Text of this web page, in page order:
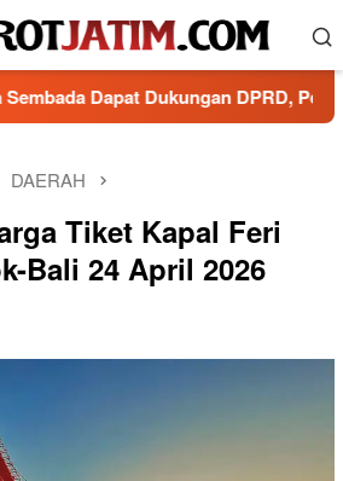
Dukungan DPRD, Pelayanan
DAERAH
Tiket Kapal Feri
Bali 24 April 2026